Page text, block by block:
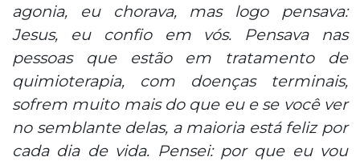
agonia, eu chorava, mas logo pensava:
Jesus, eu confio em vós. Pensava nas
pessoas que estão em tratamento de
quimioterapia, com doenças terminais,
sofrem muito mais do que eu e se você ver
no semblante delas, a maioria está feliz por
cada dia de vida. Pensei: por que eu vou